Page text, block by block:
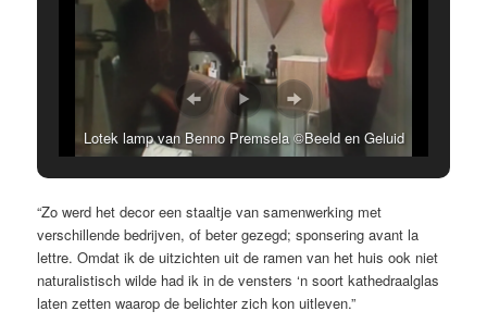
Lotek lamp van Benno Premsela ©Beeld en Geluid
“Zo werd het decor een staaltje van samenwerking met
verschillende bedrijven, of beter gezegd; sponsering avant la
lettre. Omdat ik de uitzichten uit de ramen van het huis ook niet
naturalistisch wilde had ik in de vensters ‘n soort kathedraalglas
laten zetten waarop de belichter zich kon uitleven.”